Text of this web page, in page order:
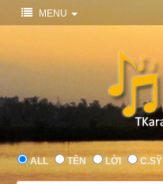
MENU
ALL TÊN LỜI C.SỸ